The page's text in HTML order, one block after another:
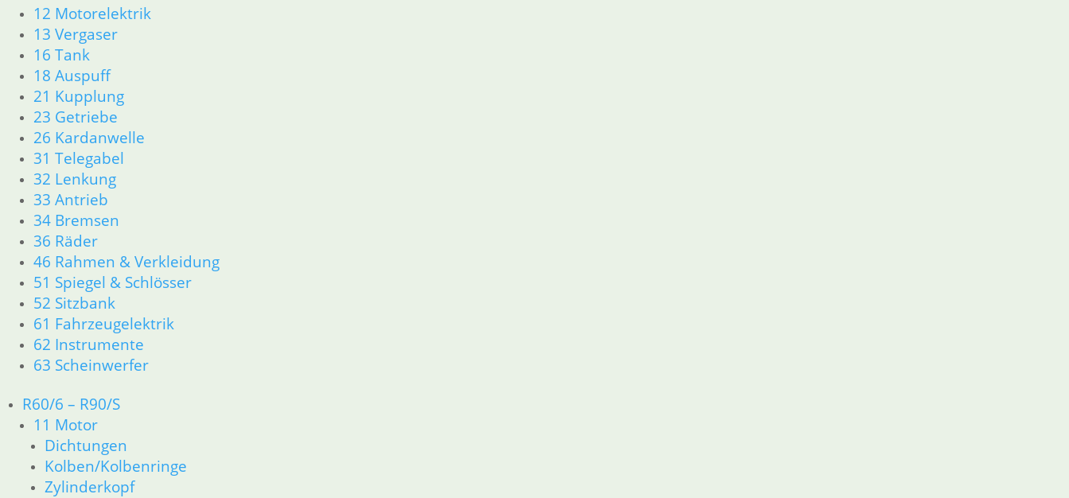
12 Motorelektrik
13 Vergaser
16 Tank
18 Auspuff
21 Kupplung
23 Getriebe
26 Kardanwelle
31 Telegabel
32 Lenkung
33 Antrieb
34 Bremsen
36 Räder
46 Rahmen & Verkleidung
51 Spiegel & Schlösser
52 Sitzbank
61 Fahrzeugelektrik
62 Instrumente
63 Scheinwerfer
R60/6 – R90/S
11 Motor
Dichtungen
Kolben/Kolbenringe
Zylinderkopf
inkl. MwSt.
zzgl.
Silentgummi Tankauflage
6,50
Artikelnummer: 1230045
inkl. MwSt.
zzgl.
In den Warenkorb
6,50 €
Artikelnummer: 9900901
inkl. MwSt.
zzgl.
In den Warenkorb
Dichtung Tankfach
inkl. MwSt.
zzgl.Versandkosten